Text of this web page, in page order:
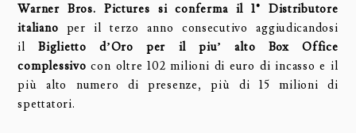
Warner Bros. Pictures si conferma il 1° Distributore
italiano per il terzo anno consecutivo aggiudicandosi
ilBiglietto d’Oro per il piu’ alto Box Office
complessivocon oltre 102 milioni di euro di incasso e il
più alto numero di presenze, più di 15 milioni di
spettatori.